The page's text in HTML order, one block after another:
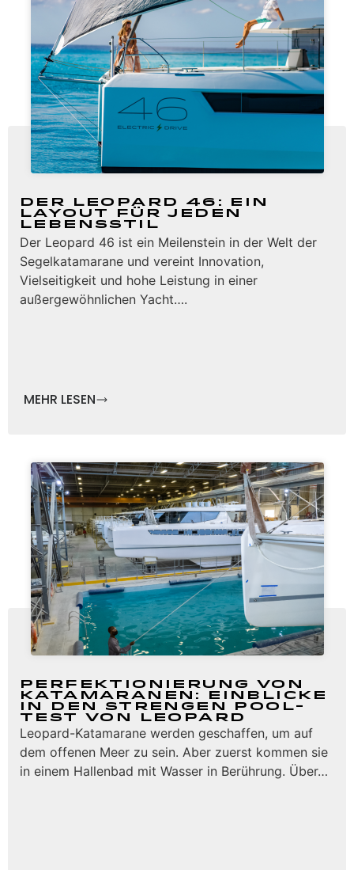
Der Leopard 46: Ein
Layout für jeden
Lebensstil
Der Leopard 46 ist ein Meilenstein in der Welt der
Segelkatamarane und vereint Innovation,
Vielseitigkeit und hohe Leistung in einer
außergewöhnlichen Yacht….
MEHR LESEN
Perfektionierung von
Katamaranen: Einblicke
in den strengen Pool-
Test von Leopard
Leopard-Katamarane werden geschaffen, um auf
dem offenen Meer zu sein. Aber zuerst kommen sie
in einem Hallenbad mit Wasser in Berührung. Über…